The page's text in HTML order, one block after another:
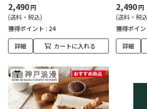
2,490円
(送料・税込)
獲得ポイント : 24
詳細 カートに入れる
2,490円
(送料・税
獲得ポイン
詳細